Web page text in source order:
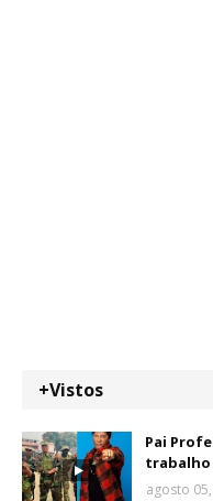
+Vistos
Pai
trabalho
agosto